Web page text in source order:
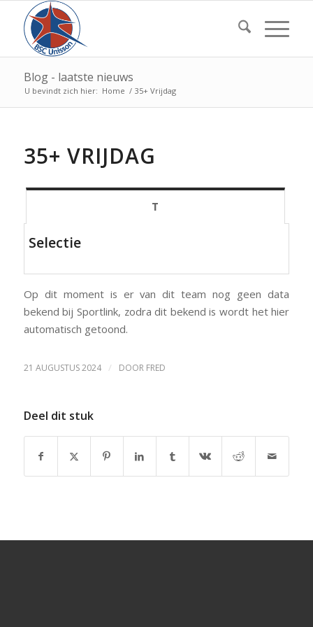
Blog - laatste nieuws
U bevindt zich hier: Home / 35+ Vrijdag
35+ VRIJDAG
T
Selectie
Op dit moment is er van dit team nog geen data
bekend bij Sportlink, zodra dit bekend is wordt het hier
automatisch getoond.
21 AUGUSTUS 2024 / DOOR FRED
Deel dit stuk